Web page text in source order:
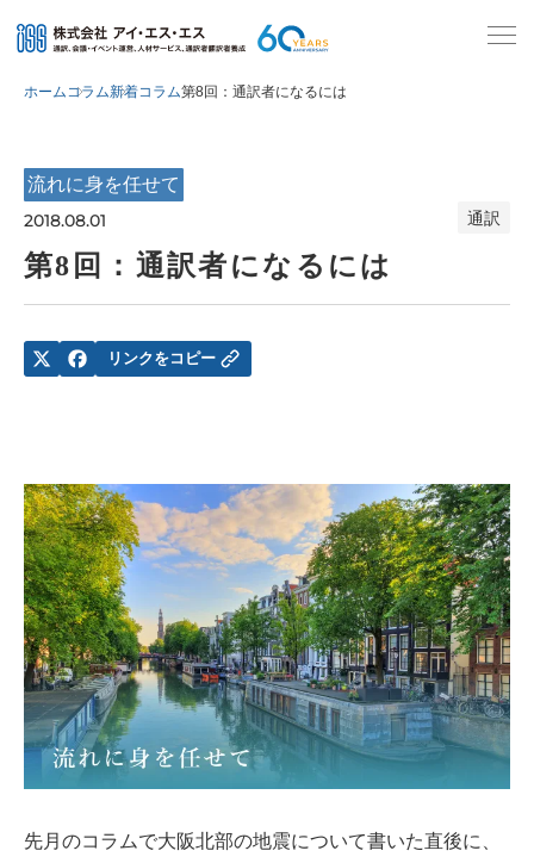
ホームコラム新着コラム第8回：通訳者になるには
流れに身を任せて
2018.08.01 通訳
第8回：通訳者になるには
リンクをコピー
先月のコラムで大阪北部の地震について書いた直後に、